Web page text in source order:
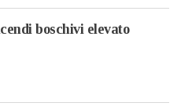
boschivi elevato